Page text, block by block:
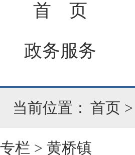
首 页
政务服务
当前位置： 首页 >
专栏 > 黄桥镇